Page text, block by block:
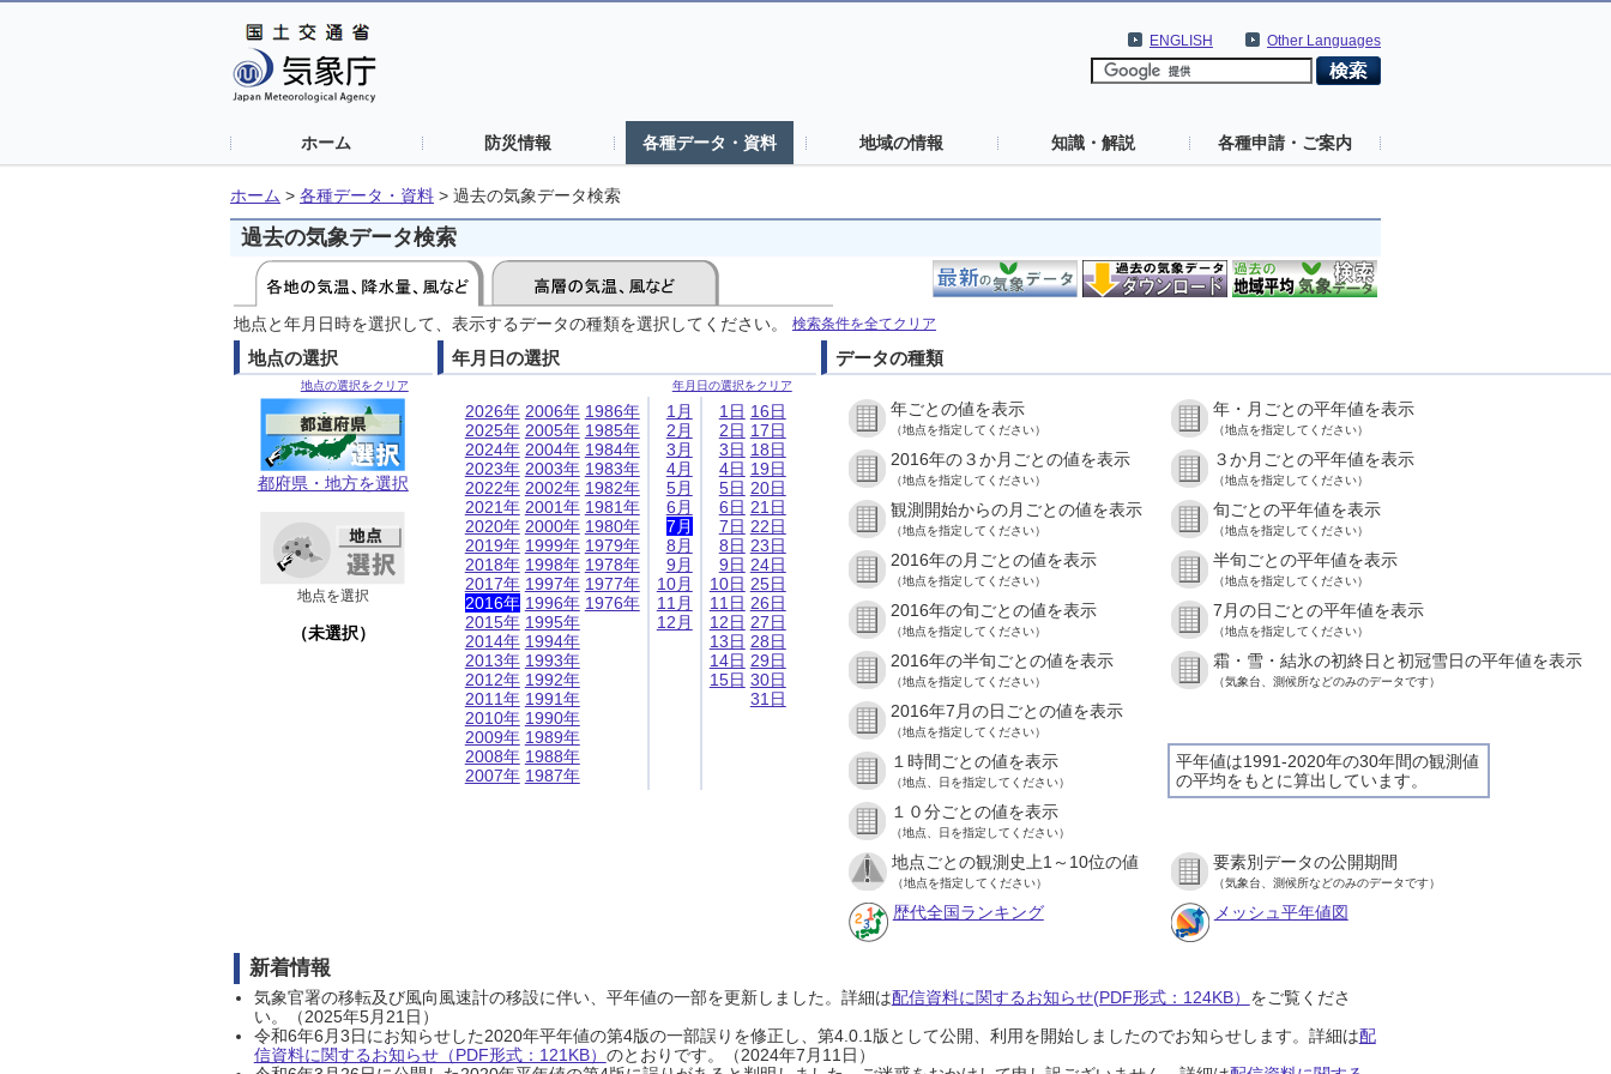
Other Languages
ENGLISH
ホーム 防災情報 各種データ・資料 地域の情報 知識・解説 各種申請・ご案内
ホーム > 各種データ・資料 > 過去の気象データ検索
過去の気象データ検索
地点と年月日時を選択して、表示するデータの種類を選択してください。 検索条件を全てクリア
地点の選択
地点の選択をクリア
都府県・地方を選択
地点を選択
（未選択）
年月日の選択
年月日の選択をクリア
2026年
2025年
2024年
2023年
2022年
2021年
2020年
2019年
2018年
2017年
2016年
2015年
2014年
2013年
2012年
2011年
2010年
2009年
2008年
2007年
2006年
2005年
2004年
2003年
2002年
2001年
2000年
1999年
1998年
1997年
1996年
1995年
1994年
1993年
1992年
1991年
1990年
1989年
1988年
1987年
1986年
1985年
1984年
1983年
1982年
1981年
1980年
1979年
1978年
1977年
1976年
1月
2月
3月
4月
5月
6月
7月
8月
9月
10月
11月
12月
1日
2日
3日
4日
5日
6日
7日
8日
9日
10日
11日
12日
13日
14日
15日
16日
17日
18日
19日
20日
21日
22日
23日
24日
25日
26日
27日
28日
29日
30日
31日
データの種類
年ごとの値を表示
（地点を指定してください）
年・月ごとの平年値を表示
（地点を指定してください）
2016年の３か月ごとの値を表示
（地点を指定してください）
３か月ごとの平年値を表示
（地点を指定してください）
観測開始からの月ごとの値を表示
（地点を指定してください）
旬ごとの平年値を表示
（地点を指定してください）
2016年の月ごとの値を表示
（地点を指定してください）
半旬ごとの平年値を表示
（地点を指定してください）
2016年の旬ごとの値を表示
（地点を指定してください）
7月の日ごとの平年値を表示
（地点を指定してください）
2016年の半旬ごとの値を表示
（地点を指定してください）
霜・雪・結氷の初終日と初冠雪日の平年値を表示
（気象台、測候所などのみのデータです）
2016年7月の日ごとの値を表示
（地点を指定してください）
平年値は1991-2020年の30年間の観測値
の平均をもとに算出しています。
１時間ごとの値を表示
（地点、日を指定してください）
１０分ごとの値を表示
（地点、日を指定してください）
地点ごとの観測史上1～10位の値
（地点を指定してください）
要素別データの公開期間
（気象台、測候所などのみのデータです）
歴代全国ランキング メッシュ平年値図
新着情報
気象官署の移転及び風向風速計の移設に伴い、平年値の一部を更新しました。詳細は配信資料に関するお知らせ(PDF形式：124KB） をご覧くださ
い。（2025年5月21日）
令和6年6月3日にお知らせした2020年平年値の第4版の一部誤りを修正し、第4.0.1版として公開、利用を開始しましたのでお知らせします。詳細は配
信資料に関するお知らせ（PDF形式：121KB） のとおりです。（2024年7月11日）